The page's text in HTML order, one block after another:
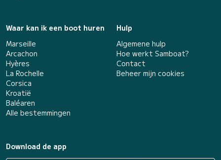
Waar kan ik een boot huren
Marseille
Arcachon
Hyères
La Rochelle
Corsica
Kroatië
Baléaren
Alle bestemmingen
Hulp
Algemene hulp
Hoe werkt Samboat?
Contact
Beheer mijn cookies
Download de app